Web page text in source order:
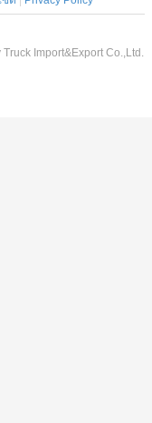
Import&Export Co.,Ltd.